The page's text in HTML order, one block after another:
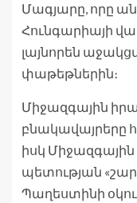
Մագյարը, որը
Հունգարիայի
լայնորեն
փաթեթներին։
Միջազգային
բնակավայրերը
իսկ
պետության
Պաղեստինի